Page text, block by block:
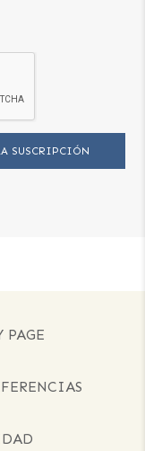
PAGE